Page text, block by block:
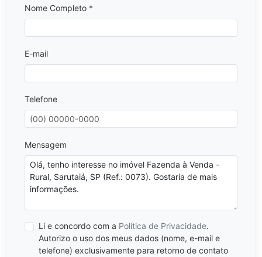
Nome Completo *
E-mail
Telefone
Mensagem
Li e concordo com a Política de Privacidade.
Autorizo o uso dos meus dados (nome, e-mail e
telefone) exclusivamente para retorno de contato